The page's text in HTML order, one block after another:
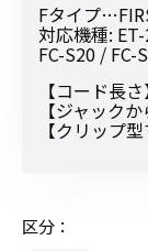
Fタイプ
対応機種:
FC-S20 / FC-
【コード長さ
【ジャック
【クリップ
区分